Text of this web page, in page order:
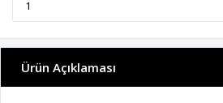
Ürün Açıklaması